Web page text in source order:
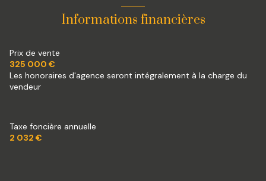
construit en 2005
Chauffage individuel : (fioul)
2 parking(s)
Informations financières
Prix de vente
325 000 €
Les honoraires d'agence seront intégralement à la charge du
vendeur
Taxe foncière annuelle
2 032 €